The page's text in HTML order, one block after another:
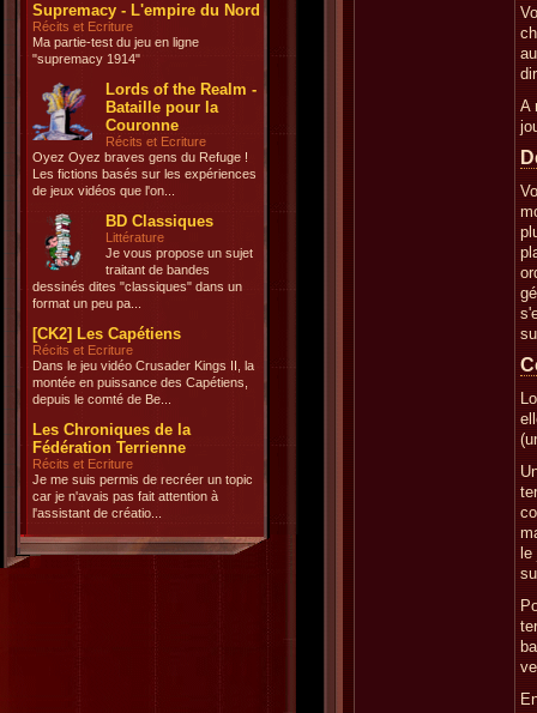
Supremacy - L'empire du Nord
Récits et Ecriture
Ma partie-test du jeu en ligne
"supremacy 1914"
Lords of the Realm -
Bataille pour la
Couronne
Récits et Ecriture
Oyez Oyez braves gens du Refuge !
Les fictions basés sur les expériences
de jeux vidéos que l'on...
BD Classiques
Littérature
Je vous propose un sujet
traitant de bandes
dessinés dites "classiques" dans un
format un peu pa...
[CK2] Les Capétiens
Récits et Ecriture
Dans le jeu vidéo Crusader Kings II, la
montée en puissance des Capétiens,
depuis le comté de Be...
Les Chroniques de la
Fédération Terrienne
Récits et Ecriture
Je me suis permis de recréer un topic
car je n'avais pas fait attention à
l'assistant de créatio...
A